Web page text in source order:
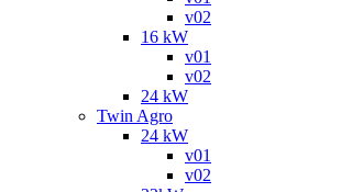
v02
16 kW
v01
v02
24 kW
Twin Agro
24 kW
v01
v02